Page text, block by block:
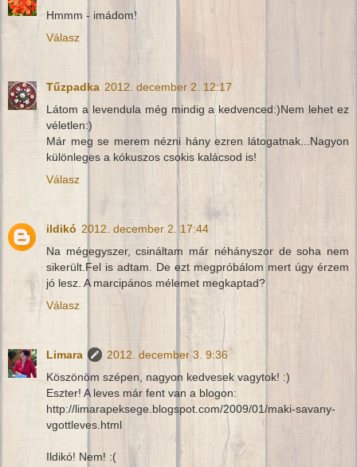
Hmmm - imádom!
Válasz
Tűzpadka 2012. december 2. 12:17
Látom a levendula még mindig a kedvenced:)Nem lehet ez
véletlen:)
Már meg se merem nézni hány ezren látogatnak...Nagyon
különleges a kókuszos csokis kalácsod is!
Válasz
ildikó 2012. december 2. 17:44
Na mégegyszer, csináltam már néhányszor de soha nem
sikerült.Fel is adtam. De ezt megpróbálom mert úgy érzem
jó lesz. A marcipános mélemet megkaptad?
Válasz
Limara
2012. december 3. 9:36
Köszönöm szépen, nagyon kedvesek vagytok! :)
Eszter! A leves már fent van a blogon:
http://limarapeksege.blogspot.com/2009/01/maki-savany-
vgottleves.html
Ildikó! Nem! :(